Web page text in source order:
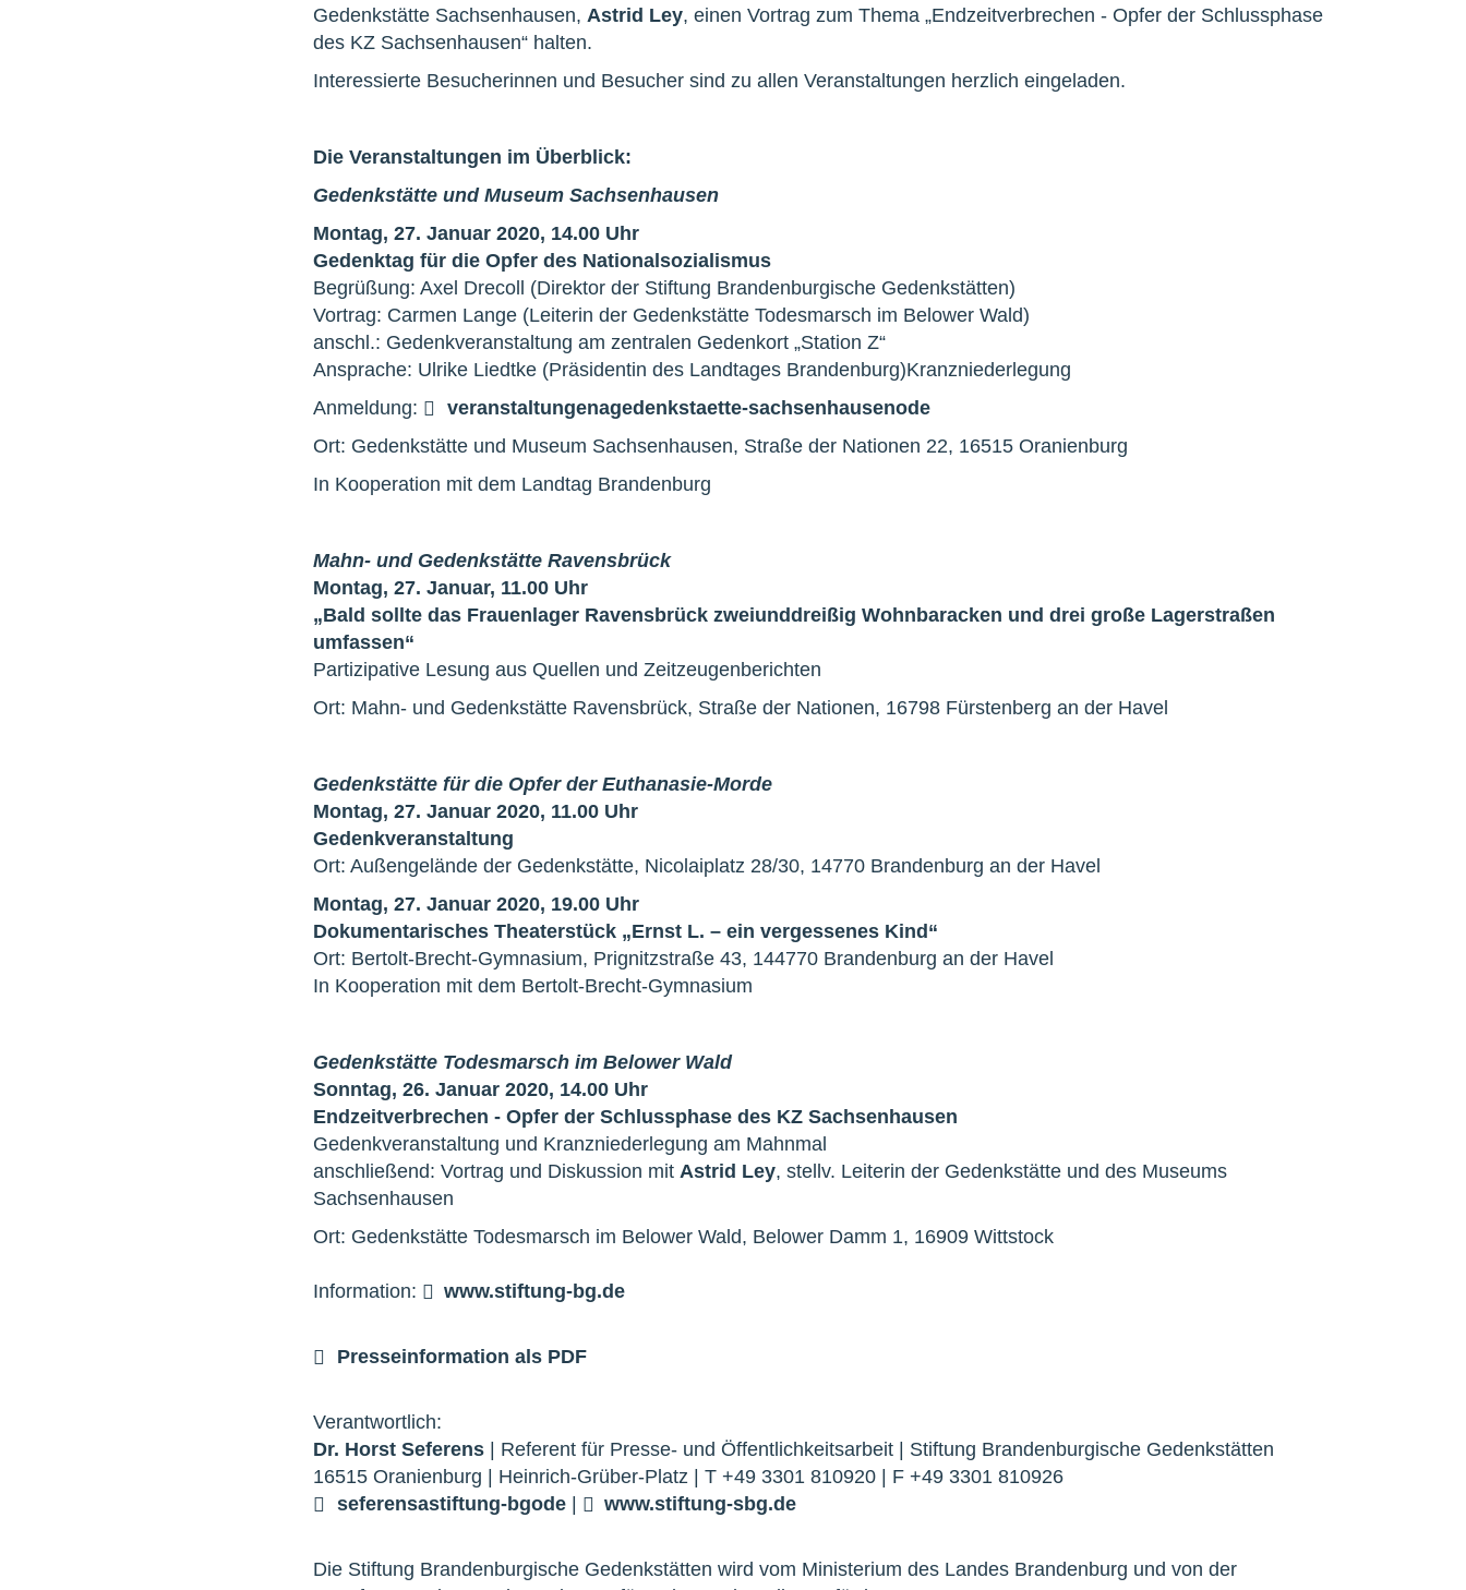
Gedenkstätte Sachsenhausen,Astrid Ley, einen Vortrag zum Thema „Endzeitverbrechen - Opfer der Schlussphase
des KZ Sachsenhausen“ halten.
Interessierte Besucherinnen und Besucher sind zu allen Veranstaltungen herzlich eingeladen.
Die Veranstaltungen im Überblick:
Gedenkstätte und Museum Sachsenhausen
Montag, 27. Januar 2020, 14.00 Uhr
Gedenktag für die Opfer des Nationalsozialismus
Begrüßung: Axel Drecoll (Direktor der Stiftung Brandenburgische Gedenkstätten)
Vortrag: Carmen Lange (Leiterin der Gedenkstätte Todesmarsch im Belower Wald)
anschl.: Gedenkveranstaltung am zentralen Gedenkort „Station Z“
Ansprache: Ulrike Liedtke (Präsidentin des Landtages Brandenburg)Kranzniederlegung
Anmeldung:
veranstaltungenagedenkstaette-sachsenhausenode
Ort: Gedenkstätte und Museum Sachsenhausen, Straße der Nationen 22, 16515 Oranienburg
In Kooperation mit dem Landtag Brandenburg
Mahn- und Gedenkstätte Ravensbrück
Montag, 27. Januar, 11.00 Uhr
„Bald sollte das Frauenlager Ravensbrück zweiunddreißig Wohnbaracken und drei große Lagerstraßen
umfassen“
Partizipative Lesung aus Quellen und Zeitzeugenberichten
Ort: Mahn- und Gedenkstätte Ravensbrück, Straße der Nationen, 16798 Fürstenberg an der Havel
Gedenkstätte für die Opfer der Euthanasie-Morde
Montag, 27. Januar 2020, 11.00 Uhr
Gedenkveranstaltung
Ort: Außengelände der Gedenkstätte, Nicolaiplatz 28/30, 14770 Brandenburg an der Havel
Montag, 27. Januar 2020, 19.00 Uhr
Dokumentarisches Theaterstück „Ernst L. – ein vergessenes Kind“
Ort: Bertolt-Brecht-Gymnasium, Prignitzstraße 43, 144770 Brandenburg an der Havel
In Kooperation mit dem Bertolt-Brecht-Gymnasium
Gedenkstätte Todesmarsch im Belower Wald
Sonntag, 26. Januar 2020, 14.00 Uhr
Endzeitverbrechen - Opfer der Schlussphase des KZ Sachsenhausen
Gedenkveranstaltung und Kranzniederlegung am Mahnmal
anschließend: Vortrag und Diskussion mitAstrid Ley, stellv. Leiterin der Gedenkstätte und des Museums
Sachsenhausen
Ort: Gedenkstätte Todesmarsch im Belower Wald, Belower Damm 1, 16909 Wittstock
Information: www.stiftung-bg.de
Presseinformation als PDF
Verantwortlich:
Dr. Horst Seferens | Referent für Presse- und Öffentlichkeitsarbeit | Stiftung Brandenburgische Gedenkstätten
16515 Oranienburg | Heinrich-Grüber-Platz | T +49 3301 810920 | F +49 3301 810926
seferensastiftung-bgode www.stiftung-sbg.de
Die Stiftung Brandenburgische Gedenkstätten wird vom Ministerium des Landes Brandenburg und von der